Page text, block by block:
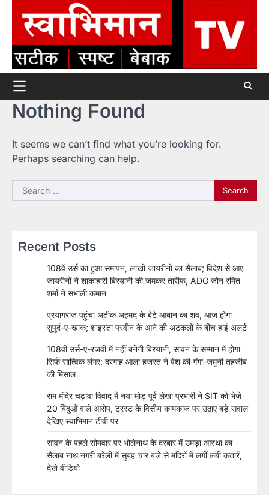
content
Nothing Found
It seems we can’t find what you’re looking for.
Perhaps searching can help.
Search
for:
Recent Posts
108वें उर्स का हुआ समापन, लाखों जायरीनों का सैलाब; विदेश से आए
जायरीनों ने शाकाहारी बिरयानी की जमकर तारीफ, ADG जोन रमित
शर्मा ने संभाली कमान
प्रयागराज पहुंचा अतीक अहमद के बेटे आबान का शव, आज होगा
सुपुर्द-ए-खाक; शाइस्ता परवीन के आने की अटकलों के बीच हाई अलर्ट
108वी उर्स-ए-रजवी में नहीं बनेगी बिरयानी, सावन के सम्मान में होगा
सिर्फ सात्विक लंगर; दरगाह आला हजरत ने पेश की गंगा-जमुनी तहजीब
की मिसाल
राम मंदिर चढ़ावा विवाद में नया मोड़ पूर्व लेखा प्रभारी ने SIT को भेजे
20 बिंदुओं वाले आरोप, ट्रस्ट के वित्तीय कामकाज पर उठाए बड़े सवाल
देखिए स्वाभिमान टीवी पर
सावन के पहले सोमवार पर भोलेनाथ के दरबार में उमड़ा आस्था का
सैलाब नाथ नगरी बरेली में सुबह चार बजे से मंदिरों में लगीं लंबी कतारें,
देखे वीडियो